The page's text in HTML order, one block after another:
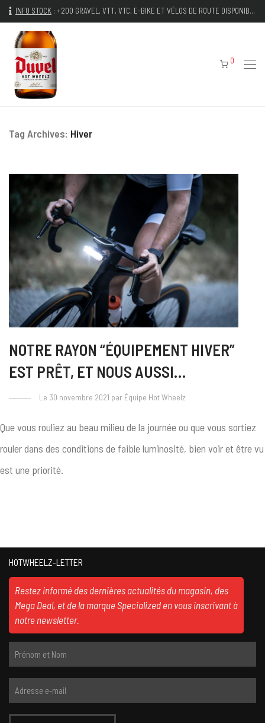
INFO STOCK : +200 GRAVEL, VTT, VTC, E-BIKE ET VÉLOS DE ROUTE DISPONIBLES IMMÉDIATEMENT
0
Tag Archives: Hiver
NOTRE RAYON “ÉQUIPEMENT HIVER”
EST PRÊT, ET NOUS AUSSI…
Le 30 novembre 2021 par Équipe Hot Wheelz
Que vous rouliez au beau milieu de la journée ou que vous sortiez
rouler dans des conditions de faible luminosité, bien voir et être vu
est une priorité.
HOTWHEELZ-LETTER
Restez informé des dernières actualités du magasin, des
Mega Deal, et de la marque Specialized en vous inscrivant à
notre newsletter.